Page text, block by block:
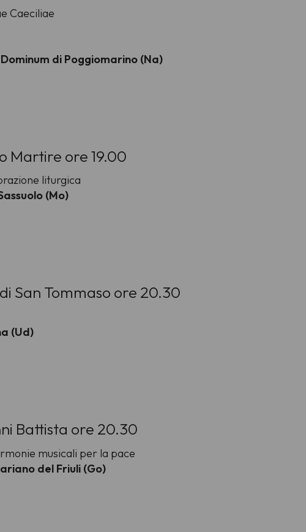
Caeciliae
di Poggiomarino (Na)
Martire ore 19.00
liturgica
(Mo)
San Tommaso ore 20.30
(Ud)
Battista ore 20.30
musicali per la pace
del Friuli (Go)